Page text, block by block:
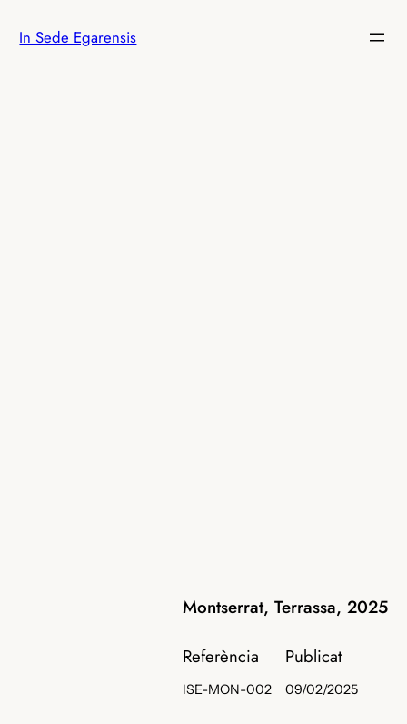
In Sede Egarensis
Montserrat, Terrassa, 2025
Referència
ISE-MON-002
Publicat
09/02/2025